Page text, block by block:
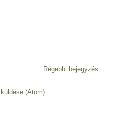
Régebbi bejegyzés
(Atom)